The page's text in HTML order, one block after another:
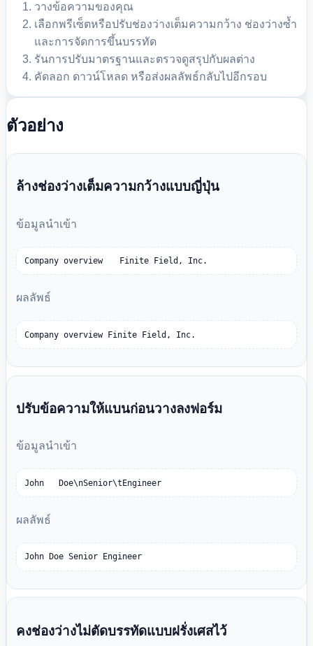
วางข้อความของคุณ
เลือกพรีเซ็ตหรือปรับช่องว่างเต็มความกว้าง ช่องว่างซ้ำ
และการจัดการขึ้นบรรทัด
รันการปรับมาตรฐานและตรวจดูสรุปกับผลต่าง
คัดลอก ดาวน์โหลด หรือส่งผลลัพธ์กลับไปอีกรอบ
ตัวอย่าง
ล้างช่องว่างเต็มความกว้างแบบญี่ปุ่น
ข้อมูลนำเข้า
Company overview　　Finite Field, Inc.
ผลลัพธ์
Company overview Finite Field, Inc.
ปรับข้อความให้แบนก่อนวางลงฟอร์ม
ข้อมูลนำเข้า
John   Doe\nSenior\tEngineer
ผลลัพธ์
John Doe Senior Engineer
คงช่องว่างไม่ตัดบรรทัดแบบฝรั่งเศสไว้